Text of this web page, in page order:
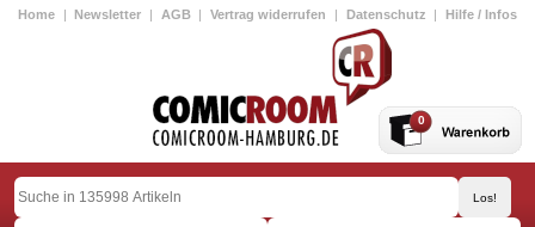
Home | Newsletter | AGB | Vertrag widerrufen | Datenschutz | Hilfe / Infos
0